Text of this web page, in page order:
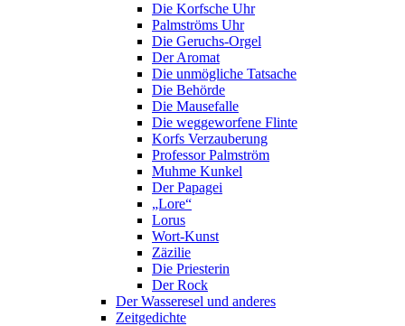
Die Korfsche Uhr
Palmströms Uhr
Die Geruchs-Orgel
Der Aromat
Die unmögliche Tatsache
Die Behörde
Die Mausefalle
Die weggeworfene Flinte
Korfs Verzauberung
Professor Palmström
Muhme Kunkel
Der Papagei
„Lore“
Lorus
Wort-Kunst
Zäzilie
Die Priesterin
Der Rock
Der Wasseresel und anderes
Zeitgedichte